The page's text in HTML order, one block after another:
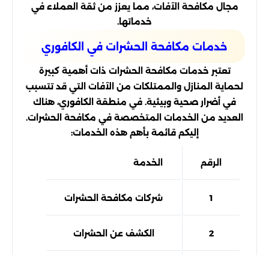
مجال مكافحة الآفات، مما يعزز من ثقة العملاء في
خدماتها.
خدمات مكافحة الحشرات في الكافوري
تعتبر خدمات مكافحة الحشرات ذات أهمية كبيرة
لحماية المنازل والممتلكات من الآفات التي قد تتسبب
في أضرار صحية وبيئية. في منطقة الكافوري، هناك
العديد من الخدمات المتخصصة في مكافحة الحشرات.
إليكم قائمة بأهم هذه الخدمات:
الرقم الخدمة
1 شركات مكافحة الحشرات
2 الكشف عن الحشرات